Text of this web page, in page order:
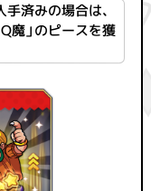
済みの場合は、
魔」のピースを獲